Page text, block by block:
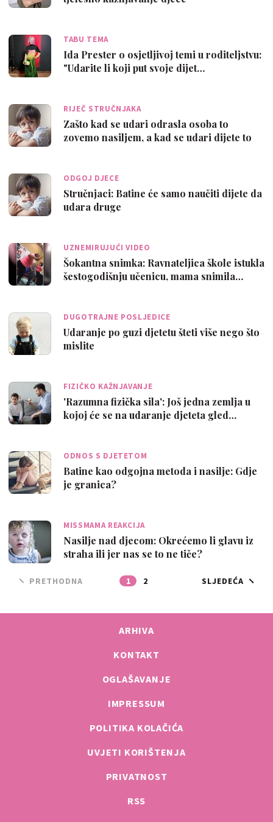
TABU TEMA
Ida Prester o osjetljivoj temi u roditeljstvu:
"Udarite li koji put svoje dijet…
RIJEČ STRUČNJAKA
Zašto kad se udari odrasla osoba to
zovemo nasiljem, a kad se udari dijete to
ODGOJ DJECE
Stručnjaci: Batine će samo naučiti dijete da
udara druge
UZNEMIRUJUĆI VIDEO
Šokantna snimka: Ravnateljica škole istukla
šestogodišnju učenicu, mama snimila…
DUGOTRAJNE POSLJEDICE
Udaranje po guzi djetetu šteti više nego što
mislite
FIZIČKO KAŽNJAVANJE
'Razumna fizička sila': Još jedna zemlja u
kojoj će se na udaranje djeteta gled…
ODNOS S DJETETOM
Batine kao odgojna metoda i nasilje: Gdje
je granica?
MISSMAMA REAKCIJA
Nasilje nad djecom: Okrećemo li glavu iz
straha ili jer nas se to ne tiče?
PRETHODNA 1 2 SLJEDEĆA
ARHIVA
KONTAKT
OGLAŠAVANJE
IMPRESSUM
POLITIKA KOLAČIĆA
UVJETI KORIŠTENJA
PRIVATNOST
RSS